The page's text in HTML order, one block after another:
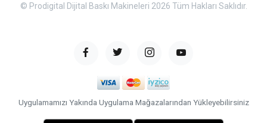
© Prodigital Dijital Baskı Makineleri 2026 Tüm Hakları Saklıdır.
Uygulamamızı Yakında Uygulama Mağazalarından Yükleyebilirsiniz